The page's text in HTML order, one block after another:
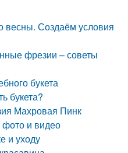
весны. Создаём условия
фрезии – советы
букета
букета?
Махровая Пинк
и видео
и уходу